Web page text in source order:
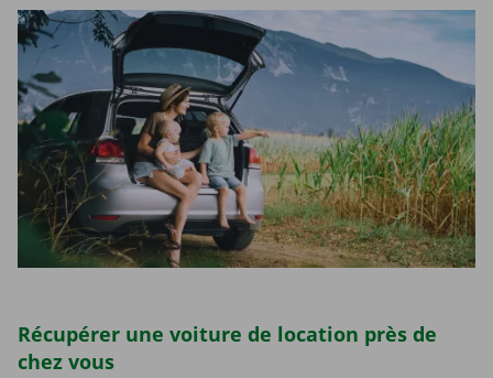
Récupérer une voiture de location près de
chez vous